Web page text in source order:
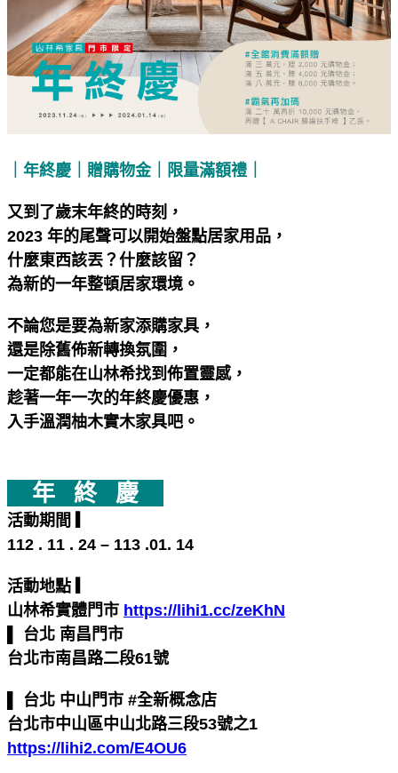
｜年終慶｜贈購物金｜限量滿額禮｜
又到了歲末年終的時刻，
2023 年的尾聲可以開始盤點居家用品，
什麼東西該丟？什麼該留？
為新的一年整頓居家環境。
不論您是要為新家添購家具，
還是除舊佈新轉換氛圍，
一定都能在山林希找到佈置靈感，
趁著一年一次的年終慶優惠，
入手溫潤柚木實木家具吧。
年 終 慶
活動期間 ▎
112 . 11 . 24 – 113 .01. 14
活動地點 ▎
山林希實體門市 https://lihi1.cc/zeKhN
▌ 台北 南昌門市
台北市南昌路二段61號
▌ 台北 中山門市 #全新概念店
台北市中山區中山北路三段53號之1
https://lihi2.com/E4OU6